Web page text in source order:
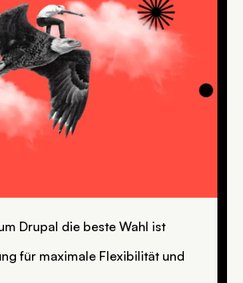
Drupal die beste Wahl ist
für maximale Flexibilität und